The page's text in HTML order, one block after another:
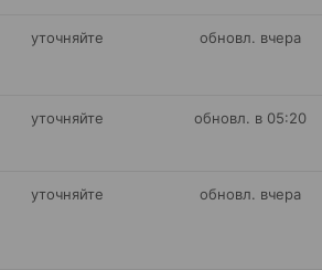
уточняйте обновл. вчера
уточняйте обновл. в 05:20
уточняйте обновл. вчера